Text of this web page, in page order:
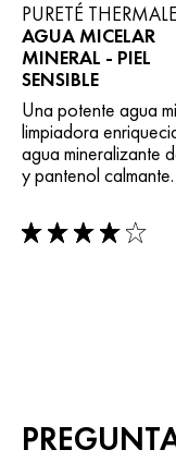
PURETÉ THERMALE
AGUA MICELAR
MINERAL - PIEL
SENSIBLE
Una potente agua
limpiadora
agua mineralizante
y pantenol calmante.
4/5